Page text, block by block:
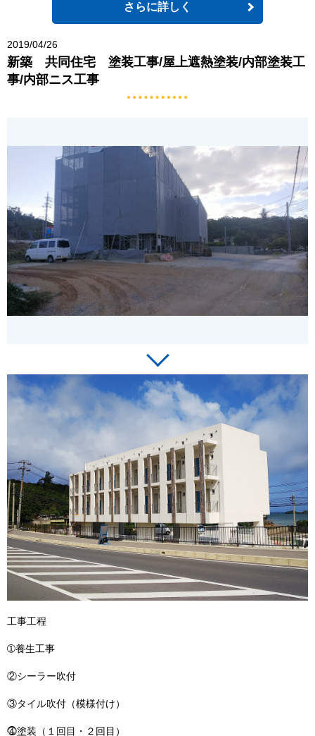
さらに詳しく
2019/04/26
新築 共同住宅 塗装工事/屋上遮熱塗装/内部塗装工
事/内部ニス工事
工事工程
➀養生工事
②シーラー吹付
③タイル吹付（模様付け）
⓸塗装（１回目・２回目）